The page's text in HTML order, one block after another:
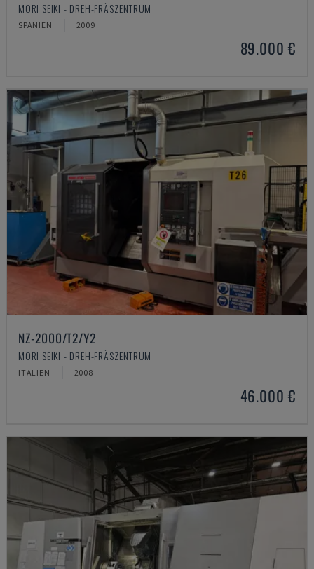
MORI SEIKI - DREH-FRÄSZENTRUM
SPANIEN 2009
89.000 €
NZ-2000/T2/Y2
MORI SEIKI - DREH-FRÄSZENTRUM
ITALIEN 2008
46.000 €